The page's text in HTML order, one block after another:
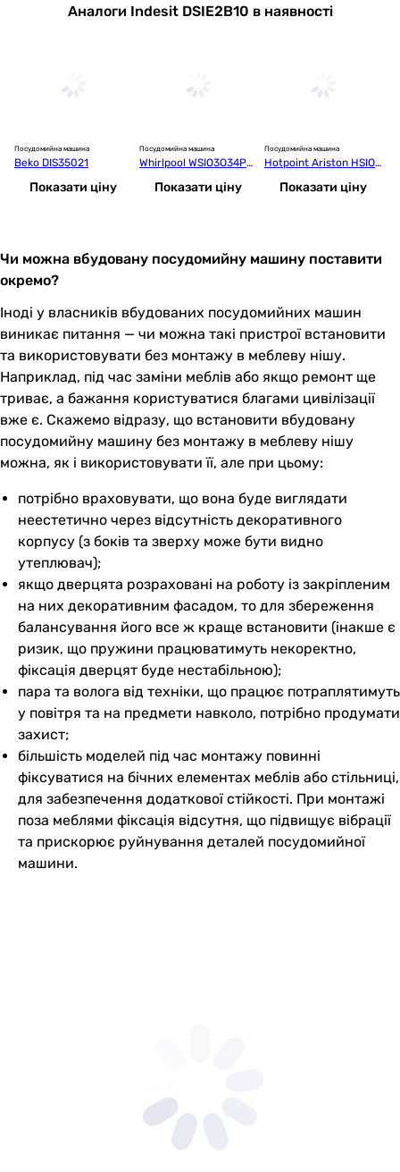
Аналоги Indesit DSIE2B10 в наявності
Посудомийна машина
Beko DIS35021
Показати ціну
Посудомийна машина
Whirlpool WSIO3O34PF
Показати ціну
Посудомийна машина
Hotpoint Ariston HSIO3
Показати ціну
Чи можна вбудовану посудомийну машину поставити
окремо?
Іноді у власників вбудованих посудомийних машин
виникає питання — чи можна такі пристрої встановити
та використовувати без монтажу в меблеву нішу.
Наприклад, під час заміни меблів або якщо ремонт ще
триває, а бажання користуватися благами цивілізації
вже є. Скажемо відразу, що встановити вбудовану
посудомийну машину без монтажу в меблеву нішу
можна, як і використовувати її, але при цьому:
потрібно враховувати, що вона буде виглядати
неестетично через відсутність декоративного
корпусу (з боків та зверху може бути видно
утеплювач);
якщо дверцята розраховані на роботу із закріпленим
на них декоративним фасадом, то для збереження
балансування його все ж краще встановити (інакше є
ризик, що пружини працюватимуть некоректно,
фіксація дверцят буде нестабільною);
пара та волога від техніки, що працює потраплятимуть
у повітря та на предмети навколо, потрібно продумати
захист;
більшість моделей під час монтажу повинні
фіксуватися на бічних елементах меблів або стільниці,
для забезпечення додаткової стійкості. При монтажі
поза меблями фіксація відсутня, що підвищує вібрації
та прискорює руйнування деталей посудомийної
машини.